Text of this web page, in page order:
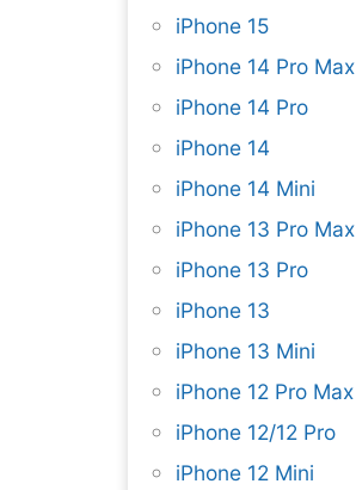
iPhone 15
iPhone 14 Pro Max
iPhone 14 Pro
iPhone 14
iPhone 14 Mini
iPhone 13 Pro Max
iPhone 13 Pro
iPhone 13
iPhone 13 Mini
iPhone 12 Pro Max
iPhone 12/12 Pro
iPhone 12 Mini